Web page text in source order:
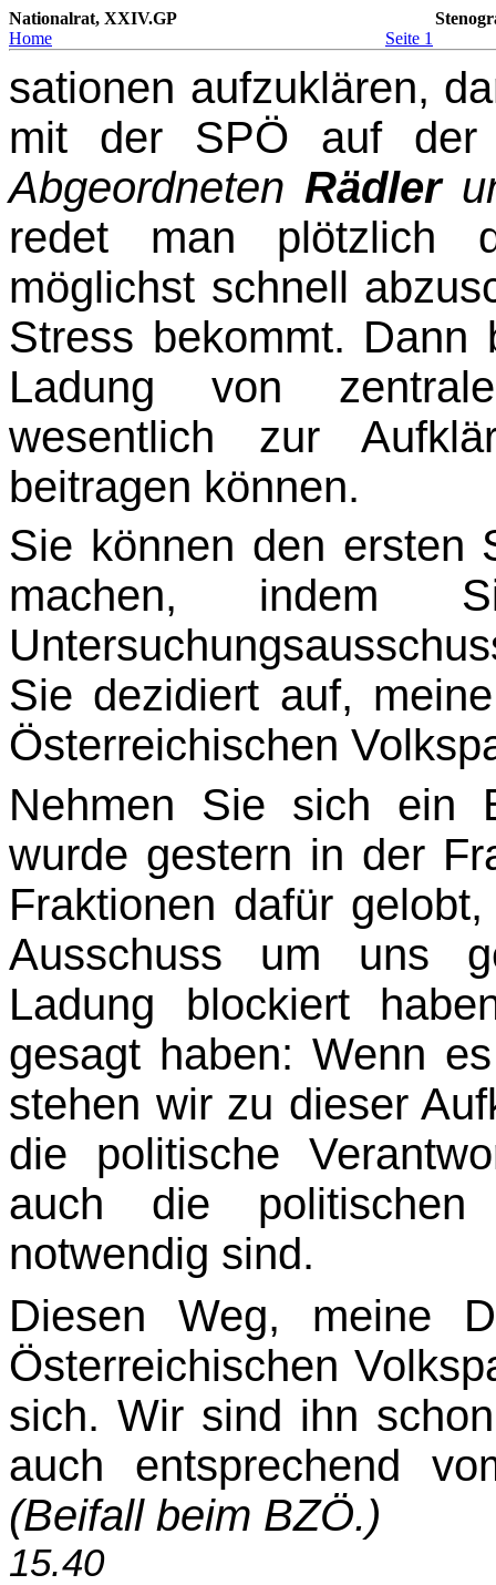
Nationalrat, XXIV.GP
Home
Seite 1
sationen aufzuklären,
mit der SPÖ auf
Abgeordneten Rädler
redet man plötzlich
möglichst schnell
Stress bekommt. Dann
Ladung von
wesentlich zur
beitragen können.
Sie können den ersten
machen, indem
Sie dezidiert auf,
Österreichischen
Nehmen Sie sich ein
wurde gestern in der
Fraktionen dafür
Ausschuss um uns
Ladung blockiert
gesagt haben: Wenn
stehen wir zu dieser
die politische
auch die politi­schen
notwendig sind.
Diesen Weg, meine
Österreichischen
sich. Wir sind ihn
auch entspre­chend
(Beifall beim BZÖ.)
15.40